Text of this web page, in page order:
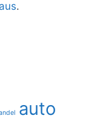
.
auto